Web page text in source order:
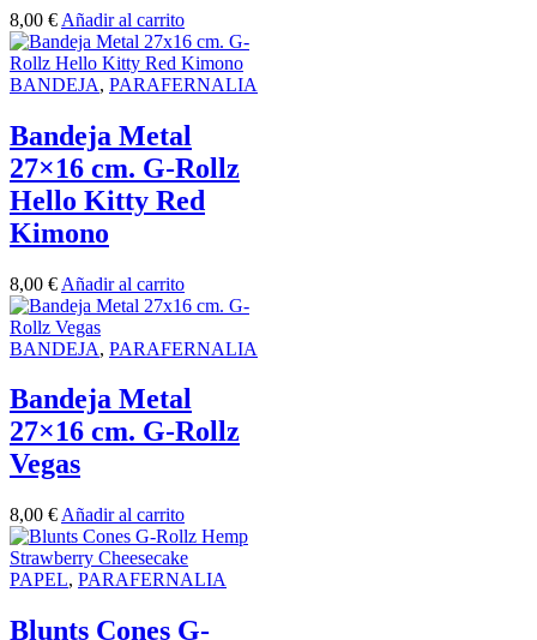
8,00 € Añadir al carrito
BANDEJA, PARAFERNALIA
Bandeja Metal
27×16 cm. G-Rollz
Hello Kitty Red
Kimono
8,00 € Añadir al carrito
BANDEJA, PARAFERNALIA
Bandeja Metal
27×16 cm. G-Rollz
Vegas
8,00 € Añadir al carrito
PAPEL, PARAFERNALIA
Blunts Cones G-